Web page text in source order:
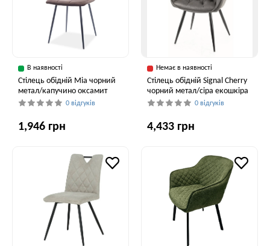
В наявності
Стілець обідній Mia чорний
метал/капучино оксамит
0 відгуків
1,946 грн
Немає в наявності
Стілець обідній Signal Cherry
чорний метал/сіра екошкіра
0 відгуків
4,433 грн